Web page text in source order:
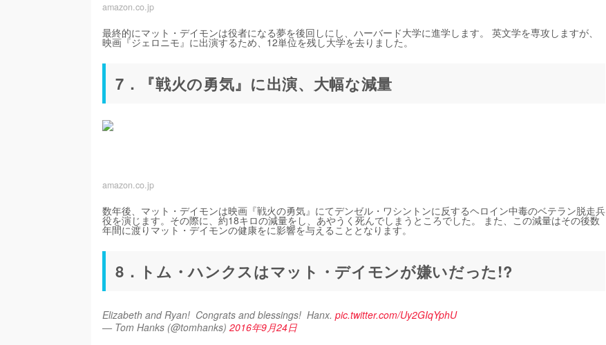
amazon.co.jp
最終的にマット・デイモンは役者になる夢を後回しにし、ハーバード大学に進学します。 英文学を専攻しますが、
映画『ジェロニモ』に出演するため、12単位を残し大学を去りました。
7．『戦火の勇気』に出演、大幅な減量
amazon.co.jp
数年後、マット・デイモンは映画『戦火の勇気』にてデンゼル・ワシントンに反するヘロイン中毒のベテラン脱走兵
役を演じます。その際に、約18キロの減量をし、あやうく死んでしまうところでした。 また、この減量はその後数
年間に渡りマット・デイモンの健康をに影響を与えることとなります。
8．トム・ハンクスはマット・デイモンが嫌いだった!?
Elizabeth and Ryan!  Congrats and blessings!  Hanx. pic.twitter.com/Uy2GIqYphU
— Tom Hanks (@tomhanks) 2016年9月24日